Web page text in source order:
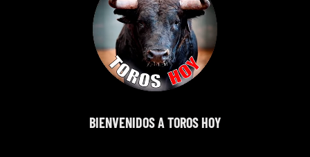
8 de agosto de 2026
TOROS MAGALLON 8 AGOSTO 2026
BIENVENIDOS A TOROS HOY